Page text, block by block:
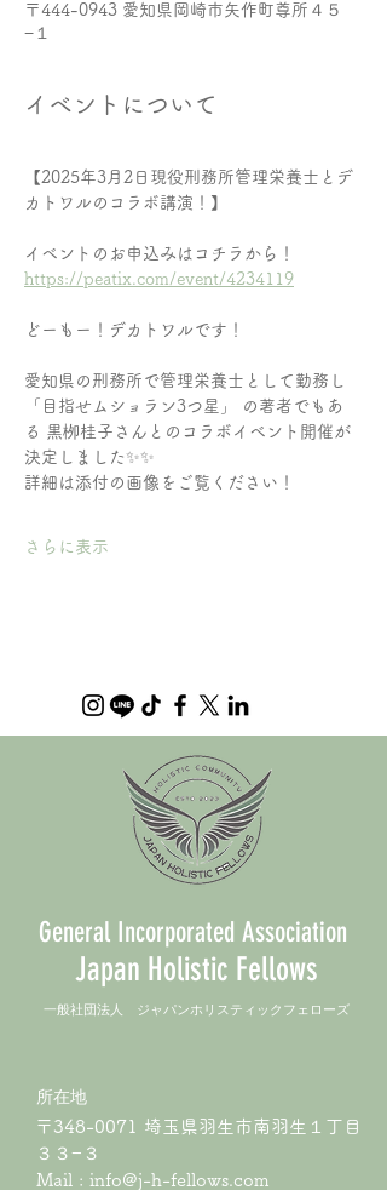
〒444-0943 愛知県岡崎市矢作町尊所４５
−１
イベントについて
【2025年3月2日現役刑務所管理栄養士とデ
カトワルのコラボ講演！】
イベントのお申込みはコチラから！
https://peatix.com/event/4234119
どーもー！デカトワルです！
愛知県の刑務所で管理栄養士として勤務し
「目指せムショラン3つ星」 の著者でもあ
る 黒栁桂子さんとのコラボイベント開催が
決定しました✨✨
詳細は添付の画像をご覧ください！
さらに表示
General Incorporated Association
Japan Holistic Fellows
​一般社団法人 ジャパンホリスティックフェローズ
所在地
〒348-0071 埼玉県羽生市南羽生１丁目
３３−３
Mail : info@j-h-fellows.com